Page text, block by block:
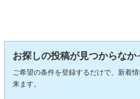
お探しの投稿が見つからなか
ご希望の条件を登録するだけで、新着
来ます。